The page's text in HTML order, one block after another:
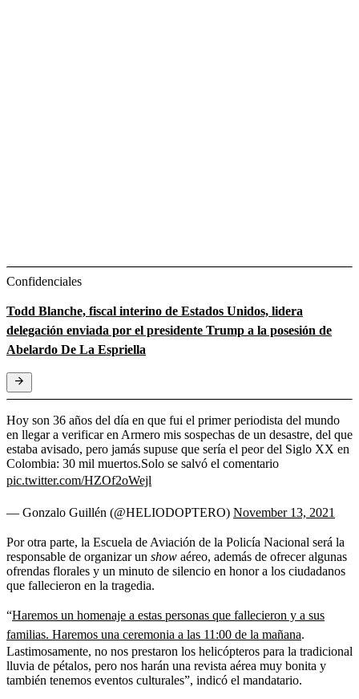
Confidenciales
Todd Blanche, fiscal interino de Estados Unidos, lidera
delegación enviada por el presidente Trump a la posesión de
Abelardo De La Espriella
Hoy son 36 años del día en que fui el primer periodista del mundo
en llegar a verificar en Armero mis sospechas de un desastre, del que
estaba avisado, pero jamás supuse que sería el peor del Siglo XX en
Colombia: 30 mil muertos.Solo se salvó el comentario
pic.twitter.com/HZOf2oWejl
— Gonzalo Guillén (@HELIODOPTERO) November 13, 2021
Por otra parte, la Escuela de Aviación de la Policía Nacional será la
responsable de organizar un show aéreo, además de ofrecer algunas
ofrendas florales y un minuto de silencio en honor a los ciudadanos
que fallecieron en la tragedia.
“Haremos un homenaje a estas personas que fallecieron y a sus
familias. Haremos una ceremonia a las 11:00 de la mañana.
Lastimosamente, no nos prestaron los helicópteros para la tradicional
lluvia de pétalos, pero nos harán una revista aérea muy bonita y
también tenemos eventos culturales”, indicó el mandatario.